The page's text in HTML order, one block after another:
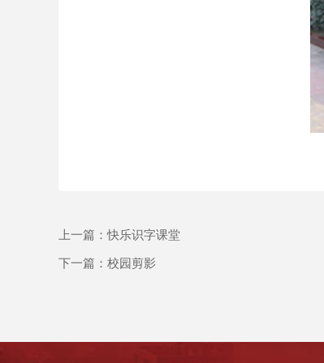
上一篇：快乐识字课堂
下一篇： 校园剪影